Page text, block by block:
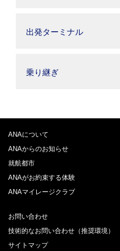
出発ターミナル
乗り継ぎ
ANAについて
ANAからのお知らせ
就航都市
ANAがお約束する体験
ANAマイレージクラブ
お問い合わせ
技術的なお問い合わせ（推奨環境）
サイトマップ